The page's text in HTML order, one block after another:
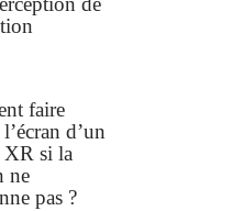
faire
d’un
XR si la
ne
pas ?